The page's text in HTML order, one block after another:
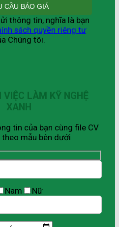
thông tin, nghĩa là bạn
sách quyền riêng tư
Chúng tôi.
VIỆC LÀM KỸ NGHỆ
XANH
tin của bạn cùng file CV
mẫu bên dưới
Nam Nữ